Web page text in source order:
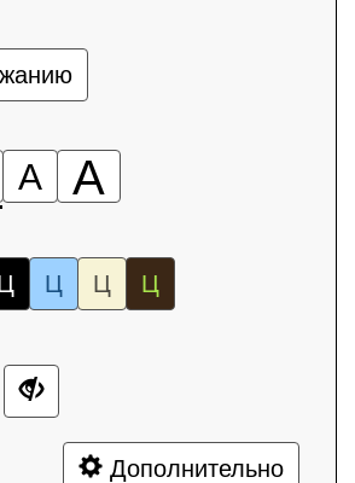
А А
Ц Ц Ц
Дополнительно